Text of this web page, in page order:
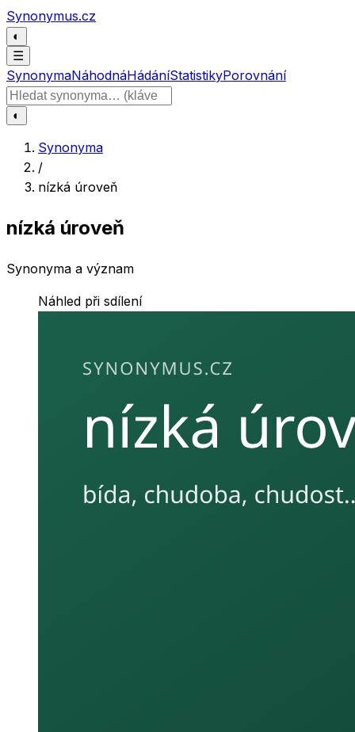
Přeskočit na obsah
Synonymus.cz
◐
☰
SynonymaNáhodnáHádáníStatistikyPorovnání
Hledat slovo
◐
Synonyma
/
nízká úroveň
nízká úroveň
Synonyma a význam
Náhled při sdílení